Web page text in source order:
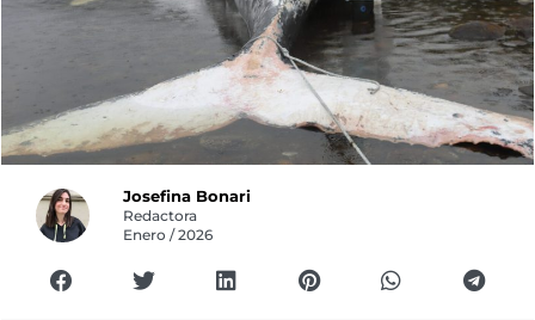
Josefina Bonari
Redactora
Enero / 2026